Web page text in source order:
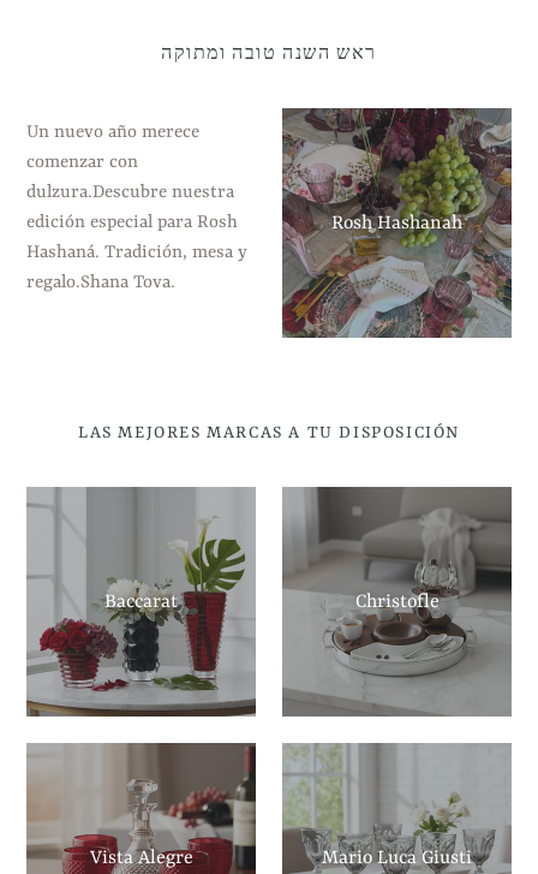
ראש השנה טובה ומתוקה
Un nuevo año merece
comenzar con
dulzura.Descubre nuestra
edición especial para Rosh
Hashaná. Tradición, mesa y
regalo.Shana Tova.
Rosh Hashanah
LAS MEJORES MARCAS A TU DISPOSICIÓN
Baccarat Christofle
Vista Alegre Mario Luca Giusti